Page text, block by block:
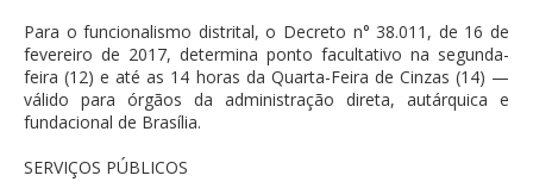
Para o funcionalismo distrital, o Decreto n° 38.011, de 16 de
fevereiro de 2017, determina ponto facultativo na segunda-
feira (12) e até as 14 horas da Quarta-Feira de Cinzas (14) —
válido para órgãos da administração direta, autárquica e
fundacional de Brasília.
SERVIÇOS PÚBLICOS